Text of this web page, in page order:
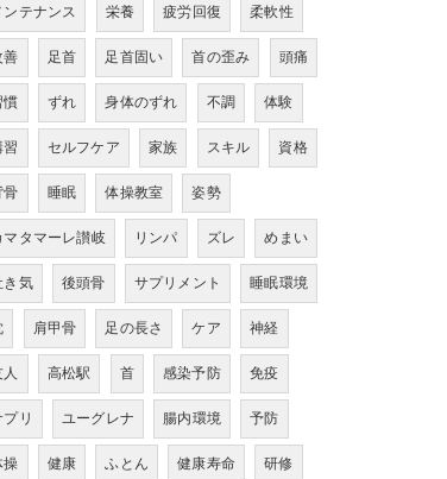
ンテナンス
栄養 疲労回復
柔軟性
足首 足首固い 首の歪み
頭痛
ずれ 身体のずれ 不調
体験
セルフケア 家族 スキル
資格
睡眠 体操教室
姿勢
マタマーレ讃岐
リンパ ズレ
めまい
き気
後頭骨 サプリメント
睡眠環境
肩甲骨 足の長さ ケア
神経
高松駅 首 感染予防
免疫
リ
ユーグレナ 腸内環境
予防
健康 ふとん 健康寿命
研修